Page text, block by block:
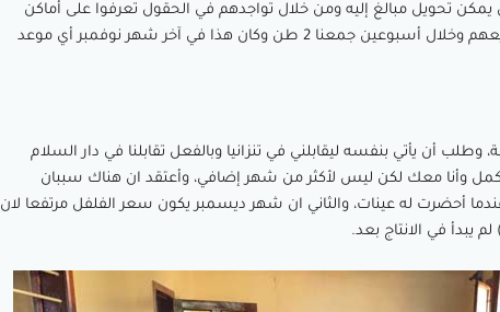
تحويل مبالغ إليه ومن خلال تواجدهم في الحقول تعرفوا على أماكن
جديدة يتوفر بها فلفل أكثر فأعدنا توزيعهم وخلال أسبوعين جمعنا 2 طن وكان هذا في آخر شهر نوفمبر أي موعد
وطلب أن يأتي بنفسه ليقابلني في تنزانيا وبالفعل تقابلنا في دار السلام
وأنا معك لكن ليس لأكثر من شهر إضافي، وأعتقد ان هناك سببان
أحضرت له عينات، والثاني ان شهر ديسمبر يكون سعر الفلفل مرتفعا لان
يبدأ في الانتاج بعد.